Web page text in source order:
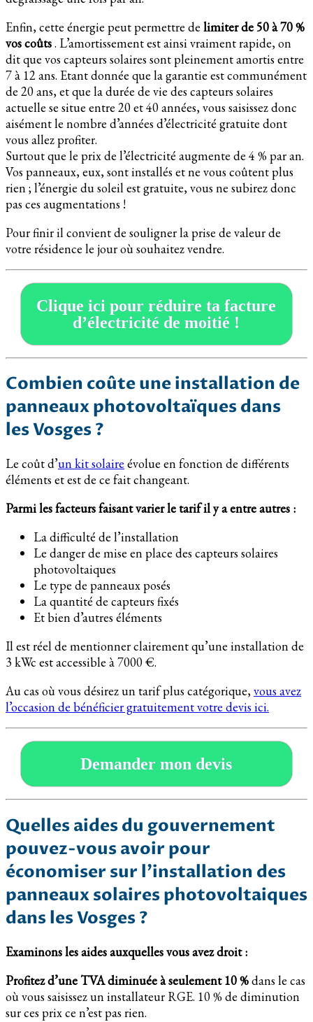
Enfin, cette énergie peut permettre de limiter de 50 à 70 %
vos coûts. L’amortissement est ainsi vraiment rapide, on
dit que vos capteurs solaires sont pleinement amortis entre
7 à 12 ans. Etant donnée que la garantie est communément
de 20 ans, et que la durée de vie des capteurs solaires
actuelle se situe entre 20 et 40 années, vous saisissez donc
aisément le nombre d’années d’électricité gratuite dont
vous allez profiter.
Surtout que le prix de l’électricité augmente de 4 % par an.
Vos panneaux, eux, sont installés et ne vous coûtent plus
rien ; l’énergie du soleil est gratuite, vous ne subirez donc
pas ces augmentations !
Pour finir il convient de souligner la prise de valeur de
votre résidence le jour où souhaitez vendre.
Clique ici pour réduire ta facture
d’électricité de moitié !
Combien coûte une installation de
panneaux photovoltaïques dans
les Vosges ?
Le coût d’un kit solaire évolue en fonction de différents
éléments et est de ce fait changeant.
Parmi les facteurs faisant varier le tarif il y a entre autres :
La difficulté de l’installation
Le danger de mise en place des capteurs solaires
photovoltaiques
Le type de panneaux posés
La quantité de capteurs fixés
Et bien d’autres éléments
Il est réel de mentionner clairement qu’une installation de
3 kWc est accessible à 7000 €.
Au cas où vous désirez un tarif plus catégorique,vous avez
l’occasion de bénéficier gratuitement votre devis ici.
Demander mon devis
Quelles aides du gouvernement
pouvez-vous avoir pour
économiser sur l’installation des
panneaux solaires photovoltaiques
dans les Vosges ?
Examinons les aides auxquelles vous avez droit :
Profitez d’une TVA diminuée à seulement 10 %dans le cas
où vous saisissez un installateur RGE. 10 % de diminution
sur ces prix ce n’est pas rien.